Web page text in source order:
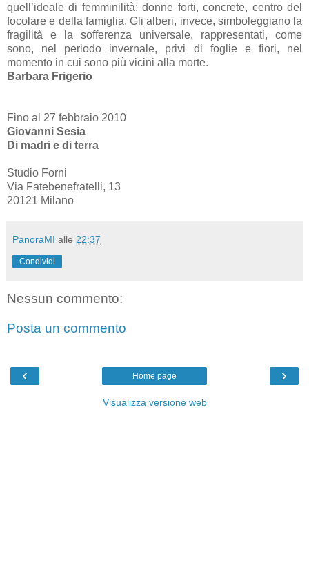
quell’ideale di femminilità: donne forti, concrete, centro del
focolare e della famiglia. Gli alberi, invece, simboleggiano la
fragilità e la sofferenza universale, rappresentati, come
sono, nel periodo invernale, privi di foglie e fiori, nel
momento in cui sono più vicini alla morte.
Barbara Frigerio
Fino al 27 febbraio 2010
Giovanni Sesia
Di madri e di terra
Studio Forni
Via Fatebenefratelli, 13
20121 Milano
PanoraMI alle 22:37
Condividi
Nessun commento:
Posta un commento
‹ ›
Home page
Visualizza versione web